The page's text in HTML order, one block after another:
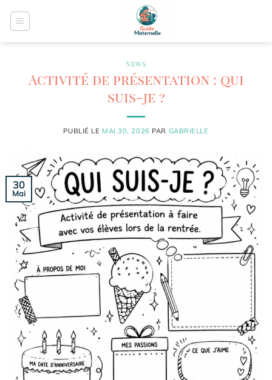
NEWS
Activité de présentation : qui
suis-je ?
PUBLIÉ LE MAI 30, 2026 PAR GABRIELLE
30
Mai